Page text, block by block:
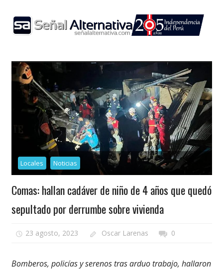
content
Locales Noticias
Comas: hallan cadáver de niño de 4 años que quedó
sepultado por derrumbe sobre vivienda
23 agosto, 2023 Oscar Larenas 0
Bomberos, policías y serenos tras arduo trabajo, hallaron